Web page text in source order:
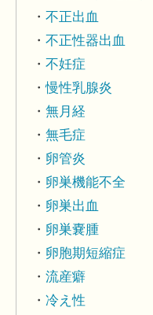
不正出血
不正性器出血
不妊症
慢性乳腺炎
無月経
無毛症
卵管炎
卵巣機能不全
卵巣出血
卵巣嚢腫
卵胞期短縮症
流産癖
冷え性